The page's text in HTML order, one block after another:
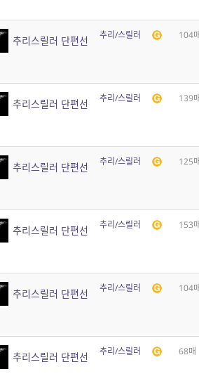
추리스릴러 단편선 추리/스릴러 104
추리스릴러 단편선 추리/스릴러 139
추리스릴러 단편선 추리/스릴러 125
추리스릴러 단편선 추리/스릴러 153
추리스릴러 단편선 추리/스릴러 104
추리스릴러 단편선 추리/스릴러 68매